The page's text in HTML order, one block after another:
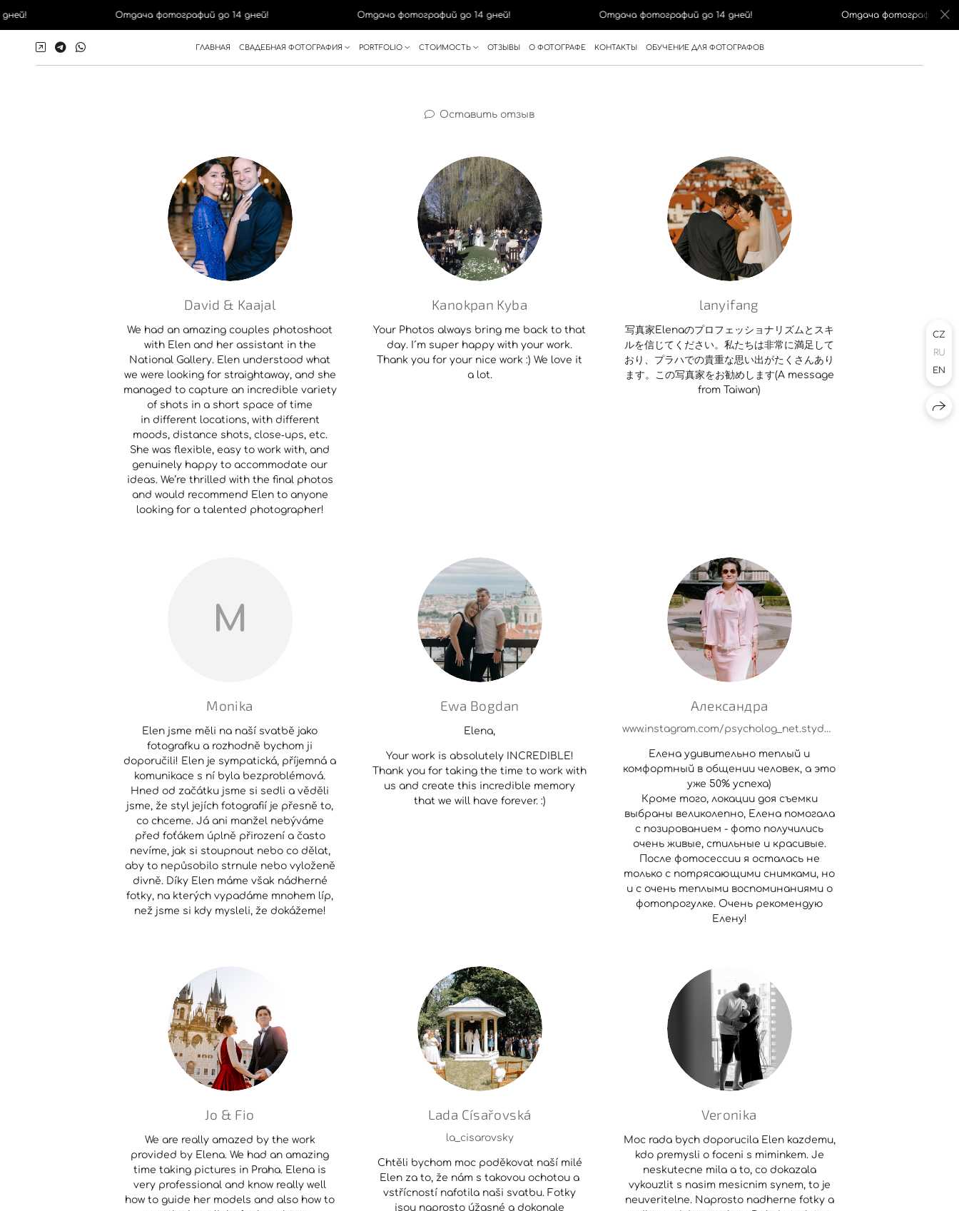
ГЛАВНАЯ СВАДЕБНАЯ ФОТОГРАФИЯ PORTFOLIO СТОИМОСТЬ ОТЗЫВЫ О ФОТОГРАФЕ КОНТАКТЫ ОБУЧЕНИЕ ДЛЯ ФОТОГРАФОВ
Оставить отзыв
David & Kaajal
We had an amazing couples photoshoot
with Elen and her assistant in the
National Gallery. Elen understood what
we were looking for straightaway, and she
managed to capture an incredible variety
of shots in a short space of time
in different locations, with different
moods, distance shots, close‑ups, etc.
She was flexible, easy to work with, and
genuinely happy to accommodate our
ideas. We’re thrilled with the final photos
and would recommend Elen to anyone
looking for a talented photographer!
Kanokpan Kyba
Your Photos always bring me back to that
day. I´m super happy with your work.
Thank you for your nice work :) We love it
a lot.
lanyifang
写真家Elenaのプロフェッショナリズムとスキ
ルを信じてください。私たちは非常に満足して
おり、プラハでの貴重な思い出がたくさんあり
ます。この写真家をお勧めします(A message
from Taiwan)
M
Monika
Elen jsme měli na naší svatbě jako
fotografku a rozhodně bychom ji
doporučili! Elen je sympatická, příjemná a
komunikace s ní byla bezproblémová.
Hned od začátku jsme si sedli a věděli
jsme, že styl jejích fotografií je přesně to,
co chceme. Já ani manžel nebýváme
před foťákem úplně přirození a často
nevíme, jak si stoupnout nebo co dělat,
aby to nepůsobilo strnule nebo vyloženě
divně. Díky Elen máme však nádherné
fotky, na kterých vypadáme mnohem líp,
než jsme si kdy mysleli, že dokážeme!
Ewa Bogdan
Elena,
Your work is absolutely INCREDIBLE!
Thank you for taking the time to work with
us and create this incredible memory
that we will have forever. :)
Александра
www.instagram.com/psycholog_net.styda?igsh=MXRybmFtb2xxaHBqaQ==
Елена удивительно теплый и
комфортный в общении человек, а это
уже 50% успеха)
Кроме того, локации доя съемки
выбраны великолепно, Елена помогала
с позированием - фото получились
очень живые, стильные и красивые.
После фотосессии я осталась не
только с потрясающими снимками, но
и с очень теплыми воспоминаниями о
фотопрогулке. Очень рекомендую
Елену!
Jo & Fio
We are really amazed by the work
provided by Elena. We had an amazing
time taking pictures in Praha. Elena is
very professional and know really well
how to guide her models and also how to
Lada Císařovská
la_cisarovsky
Chtěli bychom moc poděkovat naší milé
Elen za to, že nám s takovou ochotou a
vstřícností nafotila naši svatbu. Fotky
jsou naprosto úžasné a dokonale
Veronika
Moc rada bych doporucila Elen kazdemu,
kdo premysli o foceni s miminkem. Je
neskutecne mila a to, co dokazala
vykouzlit s nasim mesicnim synem, to je
neuveritelne. Naprosto nadherne fotky a
CZ
RU
EN
Отдача фотографий до 14 дней! Отдача фотографий до 14 дней! Отдача фотографий до 14 дней! Отдача фотографий до 14